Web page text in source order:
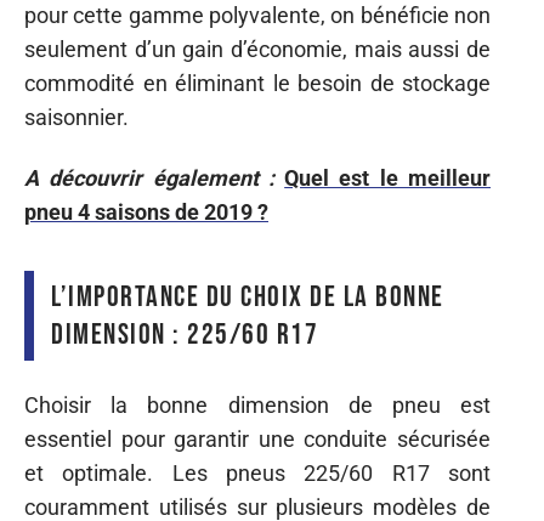
pour cette gamme polyvalente, on bénéficie non
seulement d’un gain d’économie, mais aussi de
commodité en éliminant le besoin de stockage
saisonnier.
A découvrir également : Quel est le meilleur
pneu 4 saisons de 2019 ?
L’importance du choix de la bonne
dimension : 225/60 R17
Choisir la bonne dimension de pneu est
essentiel pour garantir une conduite sécurisée
et optimale. Les pneus 225/60 R17 sont
couramment utilisés sur plusieurs modèles de